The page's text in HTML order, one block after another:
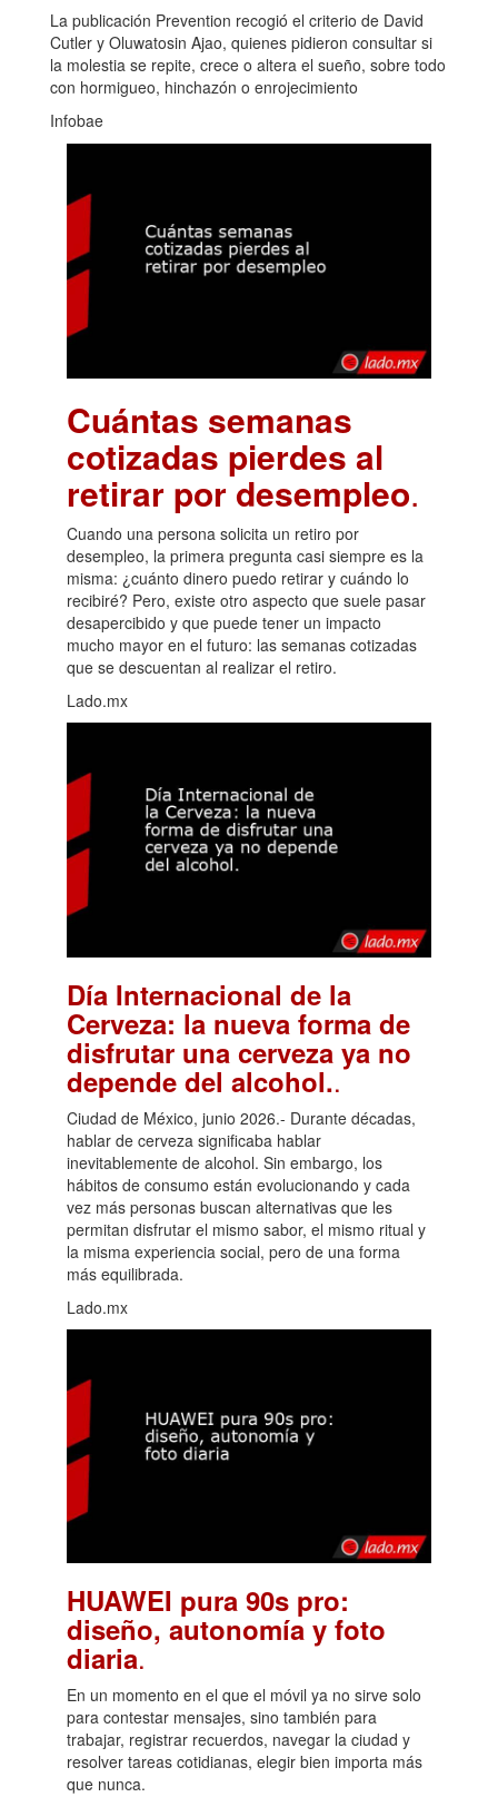
La publicación Prevention recogió el criterio de David
Cutler y Oluwatosin Ajao, quienes pidieron consultar si
la molestia se repite, crece o altera el sueño, sobre todo
con hormigueo, hinchazón o enrojecimiento
Infobae
Cuántas semanas
cotizadas pierdes al
retirar por desempleo.
Cuando una persona solicita un retiro por
desempleo, la primera pregunta casi siempre es la
misma: ¿cuánto dinero puedo retirar y cuándo lo
recibiré? Pero, existe otro aspecto que suele pasar
desapercibido y que puede tener un impacto
mucho mayor en el futuro: las semanas cotizadas
que se descuentan al realizar el retiro.
Lado.mx
Día Internacional de la
Cerveza: la nueva forma de
disfrutar una cerveza ya no
depende del alcohol..
Ciudad de México, junio 2026.- Durante décadas,
hablar de cerveza significaba hablar
inevitablemente de alcohol. Sin embargo, los
hábitos de consumo están evolucionando y cada
vez más personas buscan alternativas que les
permitan disfrutar el mismo sabor, el mismo ritual y
la misma experiencia social, pero de una forma
más equilibrada.
Lado.mx
HUAWEI pura 90s pro:
diseño, autonomía y foto
diaria.
En un momento en el que el móvil ya no sirve solo
para contestar mensajes, sino también para
trabajar, registrar recuerdos, navegar la ciudad y
resolver tareas cotidianas, elegir bien importa más
que nunca.